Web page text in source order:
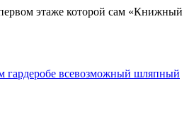
этаже которой сам «Книжный
всевозможный шляпный